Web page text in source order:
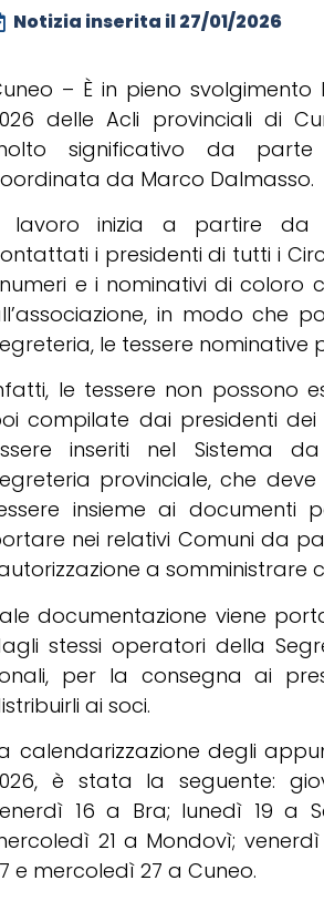
Notizia inserita il27/01/2026
– È in pieno
delle Acli provinciali di
significativo da parte
da Marco Dalmasso.
lavoro inizia a partire da
i presidenti di tutti i
e i nominativi di coloro
in modo che
le tessere nominative
le tessere non possono
compilate dai presidenti
inseriti nel Sistema
provinciale, che
insieme ai documenti
nei relativi Comuni da
a somministrare
documentazione viene
stessi operatori della
per la consegna ai
ai soci.
calendarizzazione degli
è stata la seguente:
16 a Bra; lunedì 19 a
21 a Mondovì;
e mercoledì 27 a Cuneo.